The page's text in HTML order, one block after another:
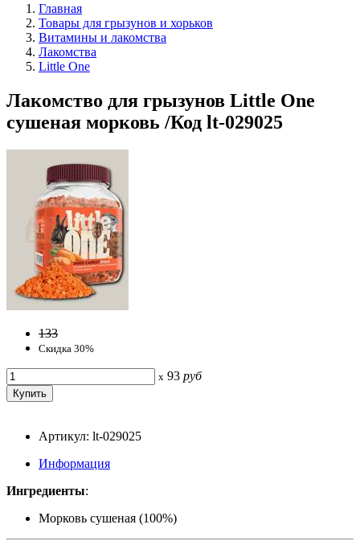
Главная
Товары для грызунов и хорьков
Витамины и лакомства
Лакомства
Little One
Лакомство для грызунов Little One
сушеная морковь /Код lt-029025
133
Скидка 30%
x 93 руб
Артикул: lt-029025
Информация
Ингредиенты:
Морковь сушеная (100%)